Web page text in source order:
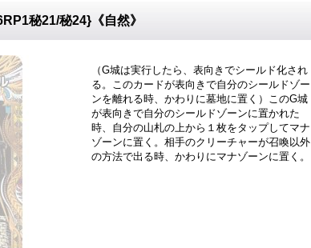
秘21/秘24}《自然》
（G城は実行したら、表向きでシールド化され
る。このカードが表向きで自分のシールドゾー
ンを離れる時、かわりに墓地に置く）このG城
が表向きで自分のシールドゾーンに置かれた
時、自分の山札の上から１枚をタップしてマナ
ゾーンに置く。相手のクリーチャーが召喚以外
の方法で出る時、かわりにマナゾーンに置く。